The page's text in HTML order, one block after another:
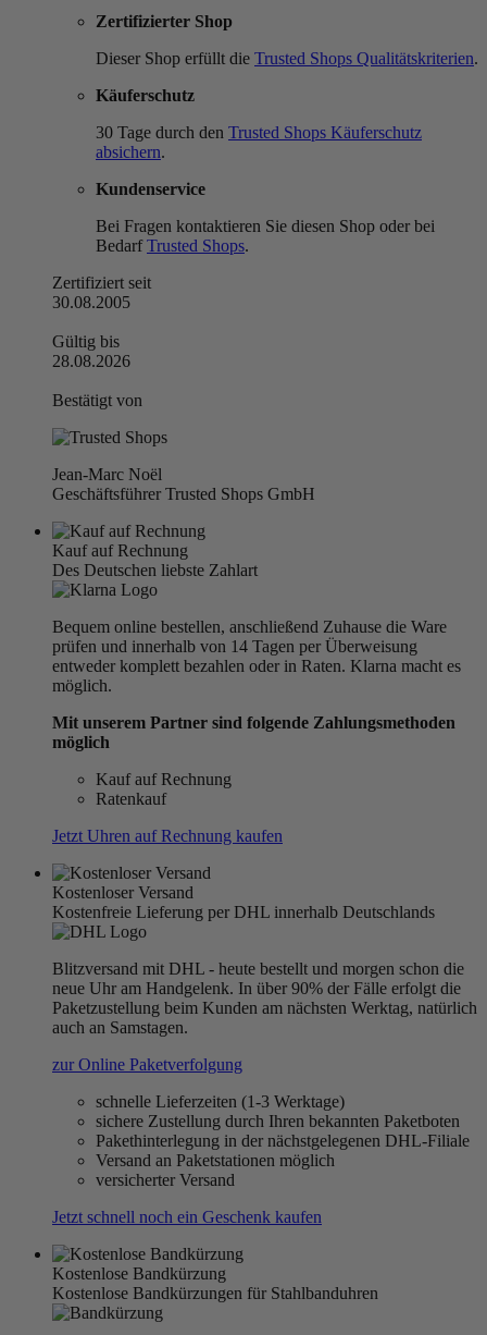
Zertifizierter Shop
Dieser Shop erfüllt die Trusted Shops Qualitätskriterien.
Käuferschutz
30 Tage durch den Trusted Shops Käuferschutz
absichern.
Kundenservice
Bei Fragen kontaktieren Sie diesen Shop oder bei
BedarfTrusted Shops.
Zertifiziert seit
30.08.2005
Gültig bis
28.08.2026
Bestätigt von
Jean-Marc Noël
Geschäftsführer Trusted Shops GmbH
Kauf auf Rechnung
Des Deutschen liebste Zahlart
Bequem online bestellen, anschließend Zuhause die Ware
prüfen und innerhalb von 14 Tagen per Überweisung
entweder komplett bezahlen oder in Raten. Klarna macht es
möglich.
Mit unserem Partner sind folgende Zahlungsmethoden
möglich
Kauf auf Rechnung
Ratenkauf
Jetzt Uhren auf Rechnung kaufen
Kostenloser Versand
Kostenfreie Lieferung per DHL innerhalb Deutschlands
Blitzversand mit DHL - heute bestellt und morgen schon die
neue Uhr am Handgelenk. In über 90% der Fälle erfolgt die
Paketzustellung beim Kunden am nächsten Werktag, natürlich
auch an Samstagen.
zur Online Paketverfolgung
schnelle Lieferzeiten (1-3 Werktage)
sichere Zustellung durch Ihren bekannten Paketboten
Pakethinterlegung in der nächstgelegenen DHL-Filiale
Versand an Paketstationen möglich
versicherter Versand
Jetzt schnell noch ein Geschenk kaufen
Kostenlose Bandkürzung
Kostenlose Bandkürzungen für Stahlbanduhren